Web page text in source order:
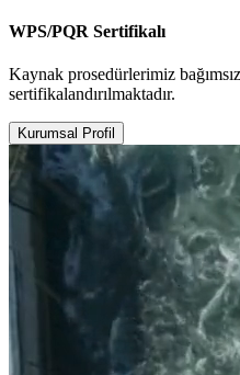
WPS/PQR Sertifikalı
Kaynak prosedürlerimiz
sertifikalandırılmaktadır.
Kurumsal Profil